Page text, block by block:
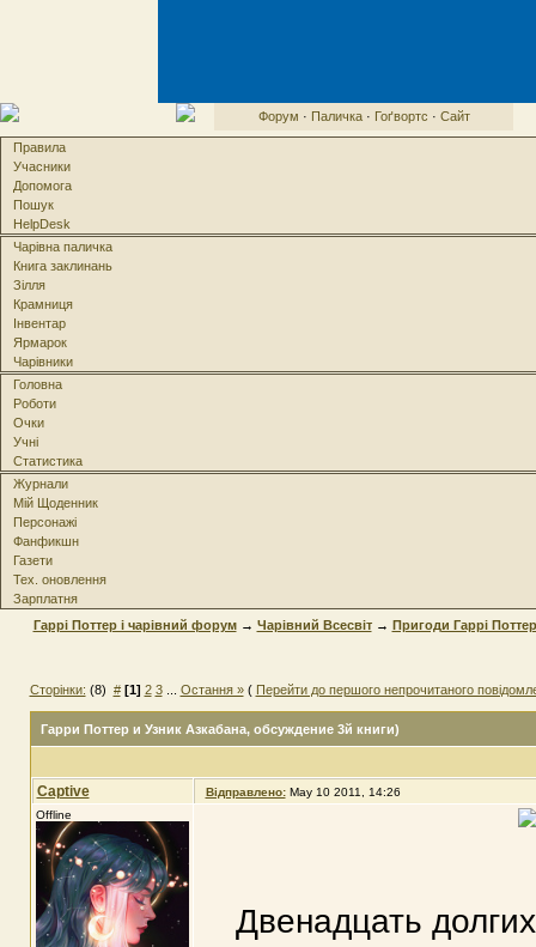
Форум · Паличка· Гоґвортс · Сайт
Правила
Учасники
Допомога
Пошук
HelpDesk
Чарівна паличка
Книга заклинань
Зілля
Крамниця
Інвентар
Ярмарок
Чарівники
Головна
Роботи
Очки
Учні
Статистика
Журнали
Мій Щоденник
Персонажі
Фанфикшн
Газети
Тех. оновлення
Зарплатня
Гаррі Поттер і чарівний форум→ Чарівний Всесвіт→ Пригоди Гаррі
Сторінки: (8) # [1] 2 3... Остання »( Перейти до першого непрочитаного
Гарри Поттер и Узник Азкабана, обсуждение 3й книги)
Captive Відправлено: May 10 2011, 14:26
Offline
Двенадцать